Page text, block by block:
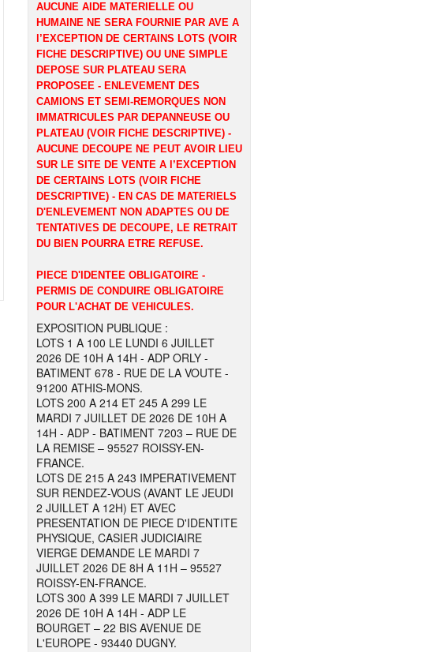
AUCUNE AIDE MATERIELLE OU
HUMAINE NE SERA FOURNIE PAR AVE A
l’EXCEPTION DE CERTAINS LOTS (VOIR
FICHE DESCRIPTIVE) OU UNE SIMPLE
DEPOSE SUR PLATEAU SERA
PROPOSEE - ENLEVEMENT DES
CAMIONS ET SEMI-REMORQUES NON
IMMATRICULES PAR DEPANNEUSE OU
PLATEAU (VOIR FICHE DESCRIPTIVE) -
AUCUNE DECOUPE NE PEUT AVOIR LIEU
SUR LE SITE DE VENTE A l’EXCEPTION
DE CERTAINS LOTS (VOIR FICHE
DESCRIPTIVE) - EN CAS DE MATERIELS
D'ENLEVEMENT NON ADAPTES OU DE
TENTATIVES DE DECOUPE, LE RETRAIT
DU BIEN POURRA ETRE REFUSE.
PIECE D'IDENTEE OBLIGATOIRE -
PERMIS DE CONDUIRE OBLIGATOIRE
POUR L'ACHAT DE VEHICULES.
EXPOSITION PUBLIQUE :
LOTS 1 A 100 LE LUNDI 6 JUILLET
2026 DE 10H A 14H - ADP ORLY -
BATIMENT 678 - RUE DE LA VOUTE -
91200 ATHIS-MONS.
LOTS 200 A 214 ET 245 A 299 LE
MARDI 7 JUILLET DE 2026 DE 10H A
14H - ADP - BATIMENT 7203 – RUE DE
LA REMISE – 95527 ROISSY-EN-
FRANCE.
LOTS DE 215 A 243 IMPERATIVEMENT
SUR RENDEZ-VOUS (AVANT LE JEUDI
2 JUILLET A 12H) ET AVEC
PRESENTATION DE PIECE D'IDENTITE
PHYSIQUE, CASIER JUDICIAIRE
VIERGE DEMANDE LE MARDI 7
JUILLET 2026 DE 8H A 11H – 95527
ROISSY-EN-FRANCE.
LOTS 300 A 399 LE MARDI 7 JUILLET
2026 DE 10H A 14H - ADP LE
BOURGET – 22 BIS AVENUE DE
L'EUROPE - 93440 DUGNY.